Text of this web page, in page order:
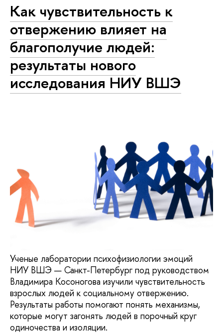
Как чувствительность к
отвержению влияет на
благополучие людей:
результаты нового
исследования НИУ ВШЭ
Ученые лаборатории психофизиологии эмоций
НИУ ВШЭ — Санкт-Петербург под руководством
Владимира Косоногова изучили чувствительность
взрослых людей к социальному отвержению.
Результаты работы помогают понять механизмы,
которые могут загонять людей в порочный круг
одиночества и изоляции.